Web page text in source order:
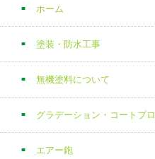
ホーム
塗装・防水工事
無機塗料について
グラデーション・コートプロ
エアー鉋